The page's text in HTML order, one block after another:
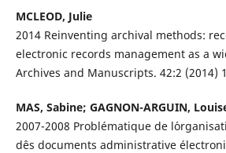
MCLEOD, Julie
2014 Reinventing archival methods:
electronic records management as a
Archives and Manuscripts. 42:2 (2014)
MAS, Sabine; GAGNON-ARGUIN,
2007-2008 Problématique de
dês documents administrative